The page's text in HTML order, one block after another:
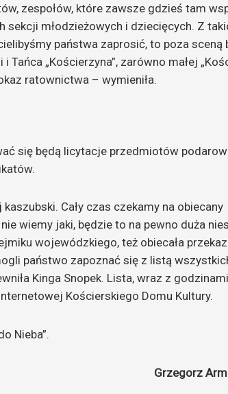
zespołów, które zawsze gdzieś tam
sekcji młodzieżowych i dziecięcych. Z
państwa zaprosić, to poza sceną
„Kościerzyna”, zarówno małej
ratownictwa – wymieniła.
się będą licytacje przedmiotów
Cały czas czekamy na obiecany
wiemy jaki, będzie to na pewno duża
wojewódzkiego, też obiecała
państwo zapoznać się z listą
Kinga Snopek. Lista, wraz z
Kościerskiego Domu Kultury.
Nieba”.
Grzegorz